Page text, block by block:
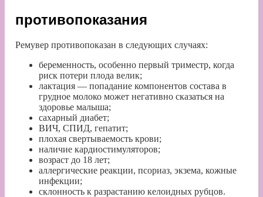
противопоказания
Ремувер противопоказан в следующих случаях:
беременность, особенно первый триместр, когда
риск потери плода велик;
лактация — попадание компонентов состава в
грудное молоко может негативно сказаться на
здоровье малыша;
сахарный диабет;
ВИЧ, СПИД, гепатит;
плохая свертываемость крови;
наличие кардиостимуляторов;
возраст до 18 лет;
аллергические реакции, псориаз, экзема, кожные
инфекции;
склонность к разрастанию келоидных рубцов.